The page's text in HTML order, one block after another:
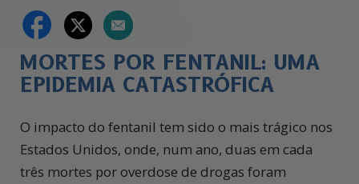
MORTES POR FENTANIL: UMA
EPIDEMIA CATASTRÓFICA
O impacto do fentanil tem sido o mais trágico nos
Estados Unidos, onde, num ano, duas em cada
três mortes por overdose de drogas foram